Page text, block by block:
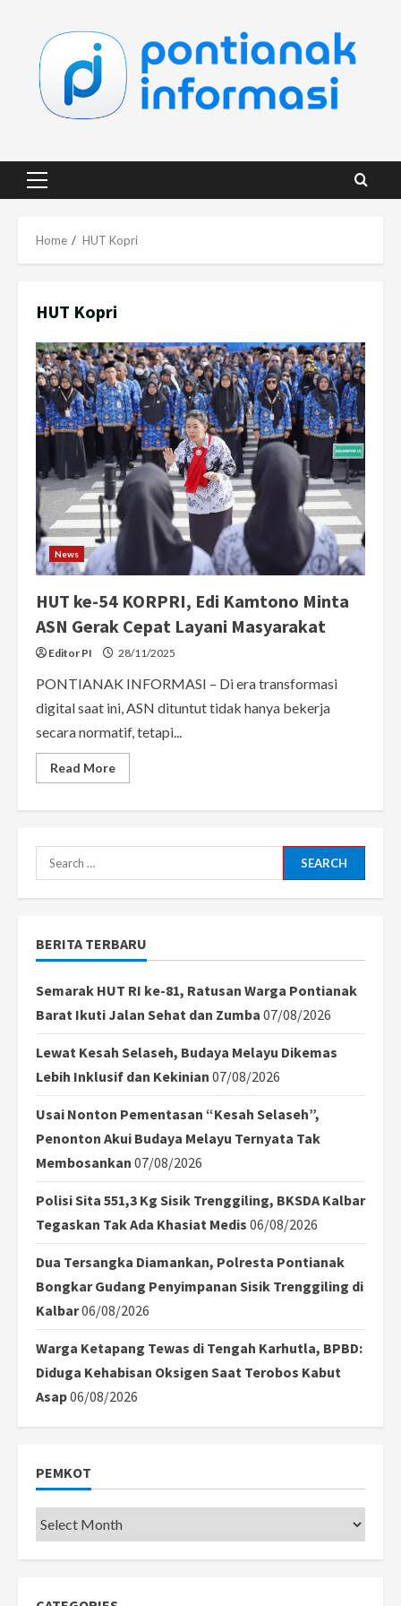
content
Primary
Home HUT Kopri
HUT Kopri
News
HUT ke-54 KORPRI, Edi Kamtono Minta
ASN Gerak Cepat Layani Masyarakat
Editor PI 28/11/2025
PONTIANAK INFORMASI – Di era transformasi
digital saat ini, ASN dituntut tidak hanya bekerja
secara normatif, tetapi...
Read MoreRead
more
Minta
Masyarakat
Search
for:
BERITA TERBARU
Semarak HUT RI ke-81, Ratusan Warga Pontianak
Barat Ikuti Jalan Sehat dan Zumba 07/08/2026
Lewat Kesah Selaseh, Budaya Melayu Dikemas
Lebih Inklusif dan Kekinian 07/08/2026
Usai Nonton Pementasan “Kesah Selaseh”,
Penonton Akui Budaya Melayu Ternyata Tak
Membosankan 07/08/2026
Polisi Sita 551,3 Kg Sisik Trenggiling, BKSDA Kalbar
Tegaskan Tak Ada Khasiat Medis 06/08/2026
Dua Tersangka Diamankan, Polresta Pontianak
Bongkar Gudang Penyimpanan Sisik Trenggiling di
Kalbar06/08/2026
Warga Ketapang Tewas di Tengah Karhutla, BPBD:
Diduga Kehabisan Oksigen Saat Terobos Kabut
Asap06/08/2026
PEMKOT
Pemkot